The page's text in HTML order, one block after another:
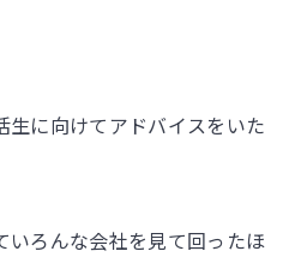
生に向けてアドバイスをいた
いろんな会社を見て回ったほ